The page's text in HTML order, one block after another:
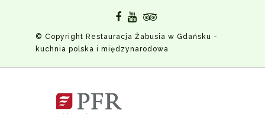
© Copyright Restauracja Żabusia w Gdańsku -
kuchnia polska i międzynarodowa